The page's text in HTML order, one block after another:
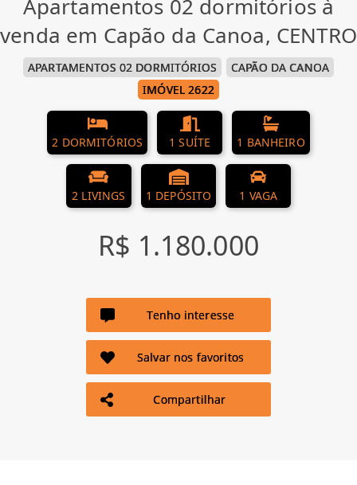
Apartamentos 02 dormitórios à
venda em Capão da Canoa, CENTRO
APARTAMENTOS 02 DORMITÓRIOS
CAPÃO DA CANOA
IMÓVEL 2622
2 DORMITÓRIOS 1 SUÍTE 1 BANHEIRO
2 LIVINGS 1 DEPÓSITO 1 VAGA
R$ 1.180.000
Tenho interesse
Salvar nos favoritos
Compartilhar